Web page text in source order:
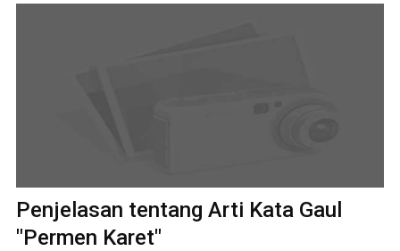
Penjelasan tentang Arti Kata Gaul
"Permen Karet"